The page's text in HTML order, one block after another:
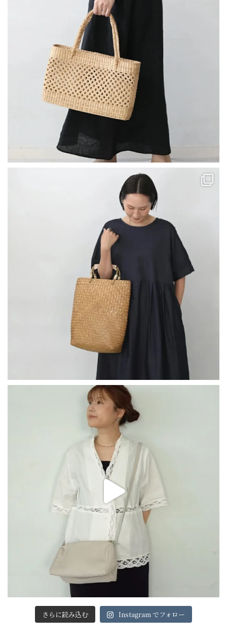
さらに読み込む Instagram でフォロー